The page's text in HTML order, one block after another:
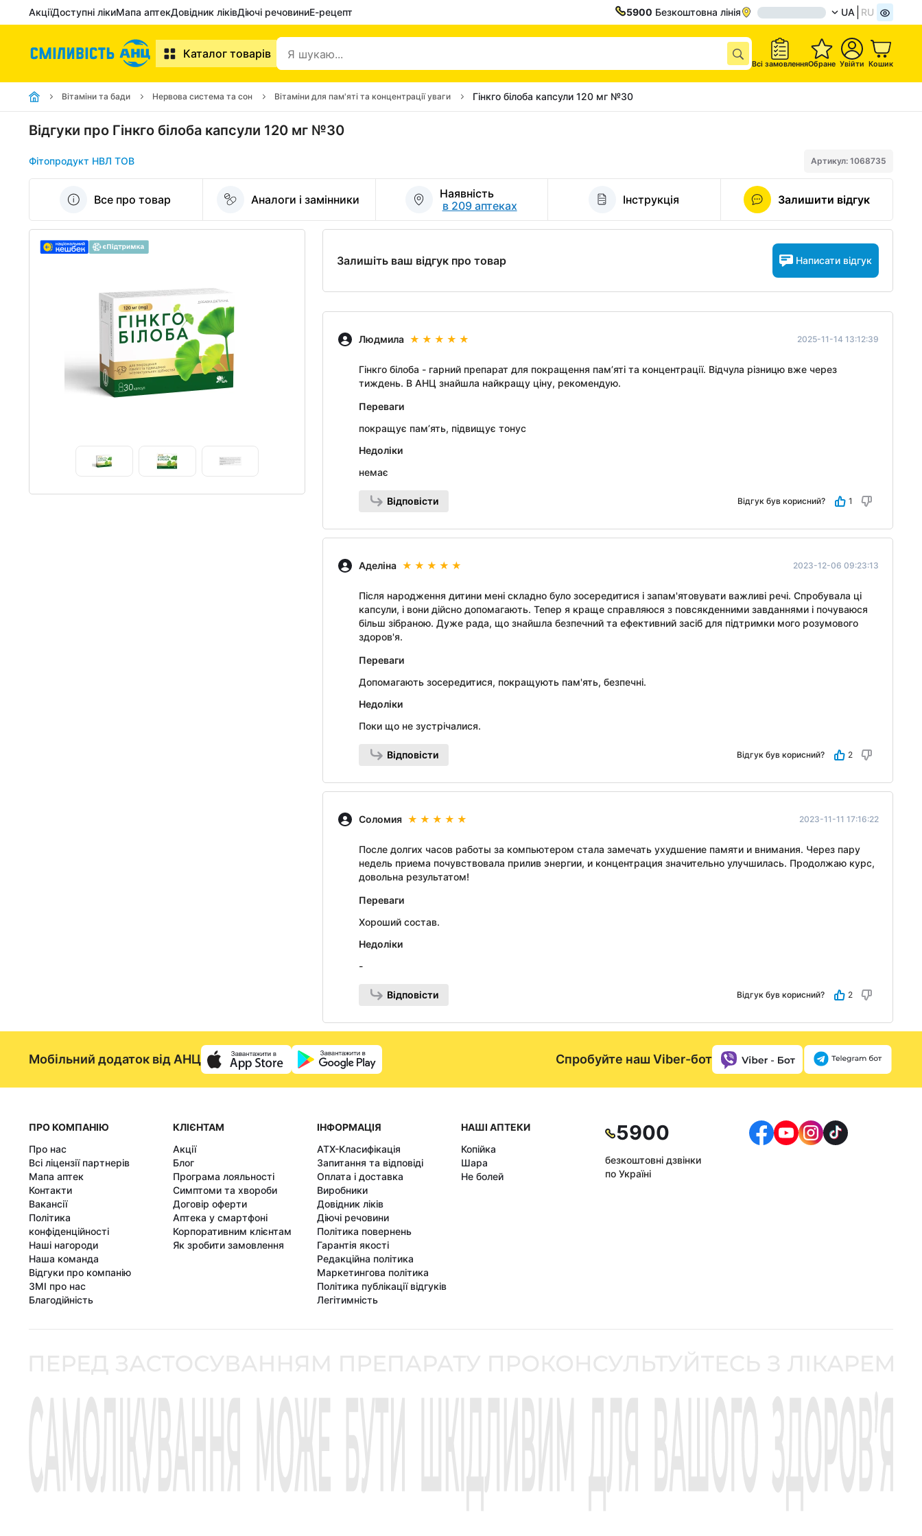
АкціїДоступні лікиМапа аптекДовідник ліківДіючі речовиниЕ-рецепт 5900 Безкоштовна лінія UA RU
Каталог товарів
Всі замовленняОбране Увійти Кошик
Вітаміни та бади Нервова система та сон Вітаміни для пам'яті та концентрації уваги Гінкго білоба капсули 120 мг №30
Відгуки про Гінкго білоба капсули 120 мг №30
Фітопродукт НВЛ ТОВ Артикул: 1068735
Все про товар Аналоги і замінники
Наявність
в 209 аптеках
Інструкція Залишити відгук
Залишіть ваш відгук про товар Написати відгук
Людмила 2025-11-14 13:12:39
Гінкго білоба - гарний препарат для покращення пам’яті та концентрації. Відчула різницю вже через
тиждень. В АНЦ знайшла найкращу ціну, рекомендую.
Переваги
покращує пам’ять, підвищує тонус
Недоліки
немає
Відповісти Відгук був корисний? 1
Аделіна 2023-12-06 09:23:13
Після народження дитини мені складно було зосередитися і запам'ятовувати важливі речі. Спробувала ці
капсули, і вони дійсно допомагають. Тепер я краще справляюся з повсякденними завданнями і почуваюся
більш зібраною. Дуже рада, що знайшла безпечний та ефективний засіб для підтримки мого розумового
здоров'я.
Переваги
Допомагають зосередитися, покращують пам'ять, безпечні.
Недоліки
Поки що не зустрічалися.
Відповісти Відгук був корисний? 2
Соломия 2023-11-11 17:16:22
После долгих часов работы за компьютером стала замечать ухудшение памяти и внимания. Через пару
недель приема почувствовала прилив энергии, и концентрация значительно улучшилась. Продолжаю курс,
довольна результатом!
Переваги
Хороший состав.
Недоліки
-
Відповісти Відгук був корисний? 2
Мобільний додаток від АНЦ Спробуйте наш Viber-бот
ПРО КОМПАНІЮ
Про нас
Всі ліцензії партнерів
Мапа аптек
Контакти
Вакансії
Політика
конфіденційності
Наші нагороди
Наша команда
Відгуки про компанію
ЗМІ про нас
Благодійність
КЛІЄНТАМ
Акції
Блог
Програма лояльності
Симптоми та хвороби
Договір оферти
Аптека у смартфоні
Корпоративним клієнтам
Як зробити замовлення
ІНФОРМАЦІЯ
АТХ-Класифікація
Запитання та відповіді
Оплата і доставка
Виробники
Довідник ліків
Діючі речовини
Політика повернень
Гарантія якості
Редакційна політика
Маркетингова політика
Політика публікації відгуків
Легітимність
НАШІ АПТЕКИ
Копійка
Шара
Не болей
5900
безкоштовні дзвінки
по Україні